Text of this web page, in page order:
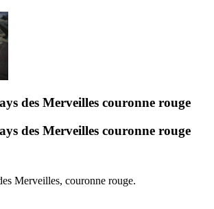
des Merveilles couronne rouge
des Merveilles couronne rouge
Merveilles, couronne rouge.